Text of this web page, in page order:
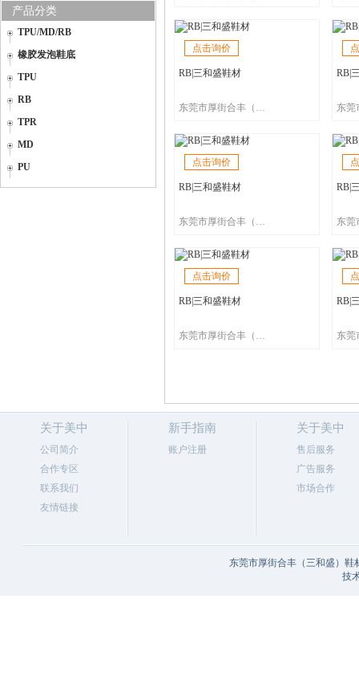
产品分类
TPU/MD/RB
橡胶发泡鞋底
TPU
RB
TPR
MD
PU
点击询价
RB|三和盛鞋材
东莞市厚街合丰（三和盛）鞋材有限公司
RB|
点击询价
RB|三和盛鞋材
东莞市厚街合丰（三和盛）鞋材有限公司
RB|
点击询价
RB|三和盛鞋材
东莞市厚街合丰（三和盛）鞋材有限公司
RB|
关于美中
公司简介
合作专区
联系我们
友情链接
新手指南
账户注册
关于美中
售后服务
广告服务
市场合作
东莞市厚街合丰（三和盛）
技